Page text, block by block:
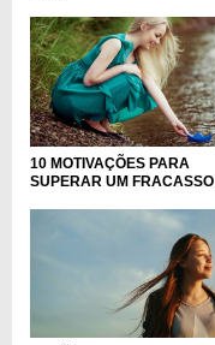
10 MOTIVAÇÕES PARA
SUPERAR UM FRACASSO